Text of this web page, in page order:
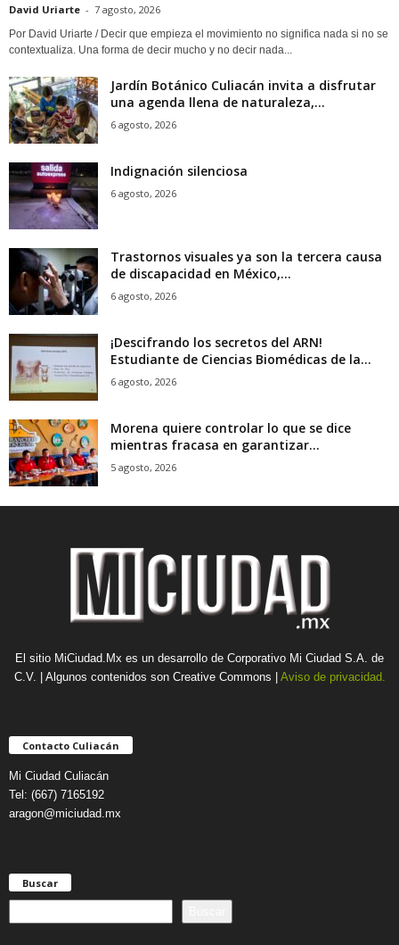
David Uriarte - 7 agosto, 2026
Por David Uriarte / Decir que empieza el movimiento no significa nada si no se
contextualiza. Una forma de decir mucho y no decir nada...
Jardín Botánico Culiacán invita a disfrutar
una agenda llena de naturaleza,...
6 agosto, 2026
Indignación silenciosa
6 agosto, 2026
Trastornos visuales ya son la tercera causa
de discapacidad en México,...
6 agosto, 2026
¡Descifrando los secretos del ARN!
Estudiante de Ciencias Biomédicas de la...
6 agosto, 2026
Morena quiere controlar lo que se dice
mientras fracasa en garantizar...
5 agosto, 2026
El sitio MiCiudad.Mx es un desarrollo de Corporativo Mi Ciudad S.A. de
C.V. | Algunos contenidos son Creative Commons | Aviso de privacidad.
Contacto Culiacán
Mi Ciudad Culiacán
Tel: (667) 7165192
aragon@miciudad.mx
Buscar
u